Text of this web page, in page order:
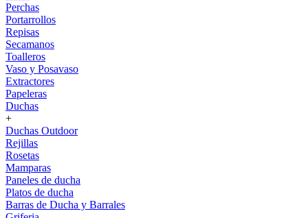
Perchas
Portarrollos
Repisas
Secamanos
Toalleros
Vaso y Posavaso
Extractores
Papeleras
Duchas
+
Duchas Outdoor
Rejillas
Rosetas
Mamparas
Paneles de ducha
Platos de ducha
Barras de Ducha y Barrales